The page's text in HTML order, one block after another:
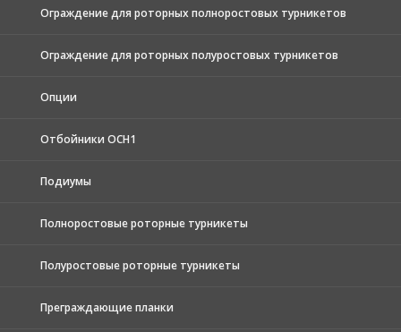
Ограждение для роторных полноростовых турникетов
Ограждение для роторных полуростовых турникетов
Опции
Отбойники ОСН1
Подиумы
Полноростовые роторные турникеты
Полуростовые роторные турникеты
Преграждающие планки